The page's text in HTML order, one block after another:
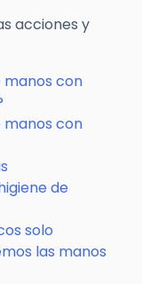
acciones y
manos con
manos con
de
solo
las manos